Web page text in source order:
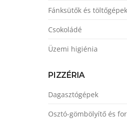
Fánksütők és töltőgépek
Csokoládé
Üzemi higiénia
PIZZÉRIA
Dagasztógépek
Osztó-gömbölyítő és